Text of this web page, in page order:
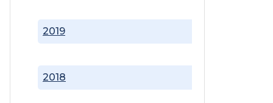
2018
2019